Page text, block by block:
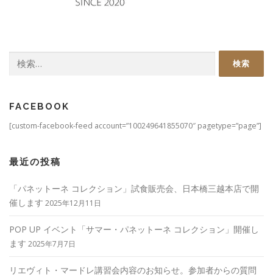
索:
FACEBOOK
[custom-facebook-feed account=”100249641855070″ pagetype=”page”]
最近の投稿
「パネットーネ コレクション」試食販売会、日本橋三越本店で開
催します 2025年12月11日
POP UP イベント「サマー・パネットーネ コレクション」開催し
ます 2025年7月7日
リエヴィト・マードレ講習会内容のお知らせ。参加者からの質問